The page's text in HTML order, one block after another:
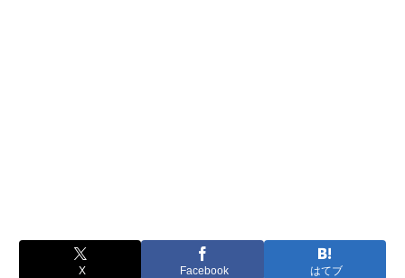
X Facebook はてブ